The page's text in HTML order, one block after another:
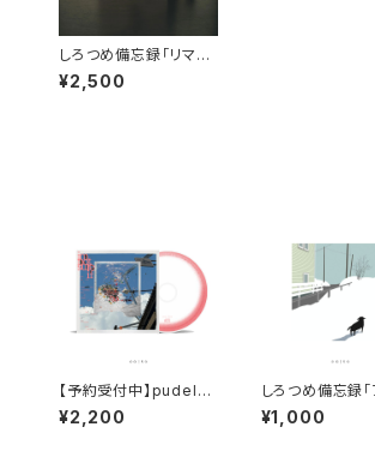
しろつめ備忘録「リマイ
ンダー」※OVERSEAS
SHIPPING IS AVAILA
¥2,500
【予約受付中】pudelhu
nds「imnotsureif」※
OVERSEAS SHIPPIN
¥2,200
しろつめ備忘録「
スフィア demo
OVERSEAS
¥1,000